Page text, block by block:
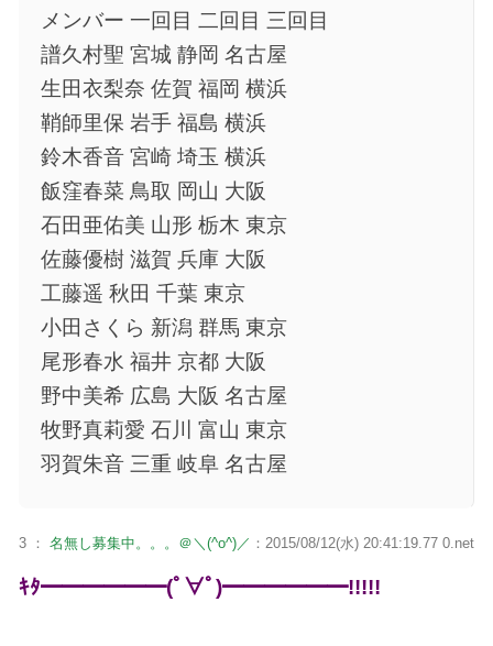
メンバー 一回目 二回目 三回目
譜久村聖 宮城 静岡 名古屋
生田衣梨奈 佐賀 福岡 横浜
鞘師里保 岩手 福島 横浜
鈴木香音 宮崎 埼玉 横浜
飯窪春菜 鳥取 岡山 大阪
石田亜佑美 山形 栃木 東京
佐藤優樹 滋賀 兵庫 大阪
工藤遥 秋田 千葉 東京
小田さくら 新潟 群馬 東京
尾形春水 福井 京都 大阪
野中美希 広島 大阪 名古屋
牧野真莉愛 石川 富山 東京
羽賀朱音 三重 岐阜 名古屋
3 ： 名無し募集中。。。＠＼(^o^)／ ：2015/08/12(水) 20:41:19.77 0.net
ｷﾀ━━━━━━(ﾟ∀ﾟ)━━━━━━!!!!!